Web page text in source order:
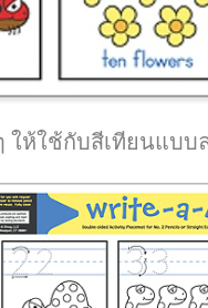
ให้ใช้กับสีเทียนแบบ